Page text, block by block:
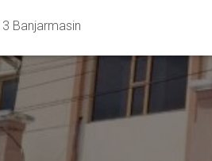
Banjarmasin